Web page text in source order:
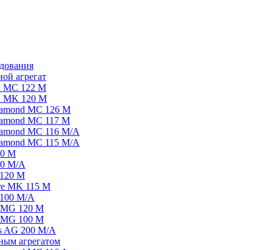
агрегат
MC 122 M
MK 120 M
MC 126 M
MC 117 M
MC 116 M/A
MC 115 M/A
M
M/A
M
MK 115 M
M/А
120 M
100 M
AG 200 M/A
агрегатом